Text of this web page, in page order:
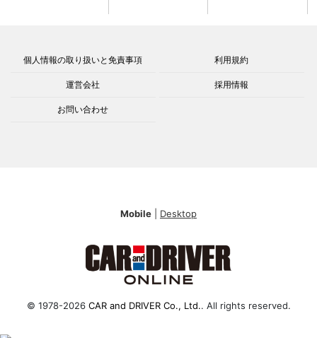
個人情報の取り扱いと免責事項 利用規約
運営会社 採用情報
お問い合わせ
Mobile Desktop
© 1978-2026 CAR and DRIVER Co., Ltd.. All rights reserved.